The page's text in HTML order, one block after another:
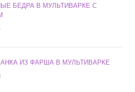
БЕДРА В МУЛЬТИВАРКЕ С
ИЗ ФАРША В МУЛЬТИВАРКЕ